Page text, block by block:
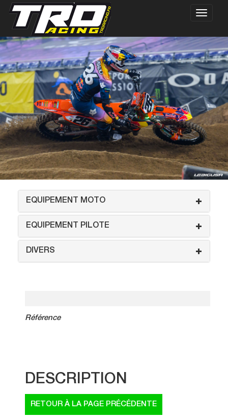
EQUIPEMENT MOTO
EQUIPEMENT PILOTE
DIVERS
Référence
DESCRIPTION